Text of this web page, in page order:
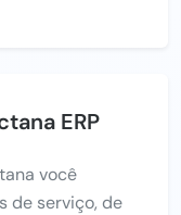
ERP
você
de serviço, de